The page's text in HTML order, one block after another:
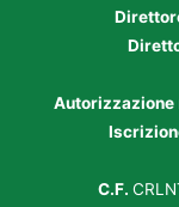
Autorizzazione
C.F.